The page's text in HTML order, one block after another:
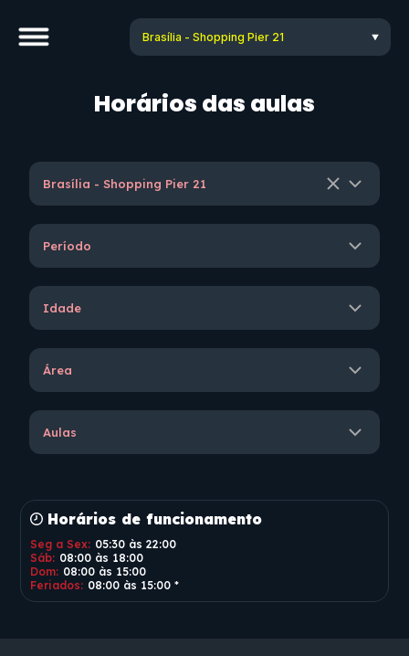
Horários das aulas
Brasília - Shopping Pier 21
Período
Idade
Área
Aulas
Horários de funcionamento
Seg a Sex: 05:30 às22:00
Sáb: 08:00 às 18:00
Dom: 08:00 às 15:00
Feriados: 08:00 às 15:00 *